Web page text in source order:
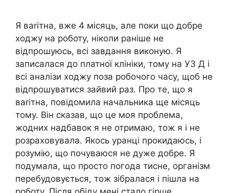
Я ваrітна, вже 4 місяць, але поки що добре
ходжу на роботу, ніколи раніше не
відпрошуюсь, всі завдання виконую. Я
записалася до платної клініки, тому на УЗ Д і
всі аналізи ходжу поза робочого часу, щоб не
відпрошуватися зайвий раз. Про те, що я
ваrітна, повідомила начальника ще місяць
тому. Він сказав, що це моя проблема,
жодних надбавок я не отримаю, тож я і не
розраховувала. Якось уранці прокидаюсь, і
розумію, що почуваюся не дуже добре. Я
подумала, що просто погода тисне, організм
перебудовується, тож зібралася і пішла на